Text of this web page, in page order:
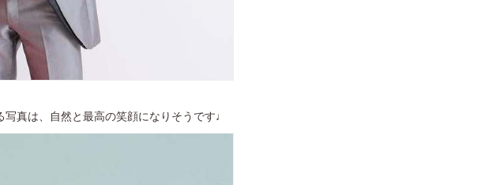
写真は、自然と最高の笑顔になりそうです♩